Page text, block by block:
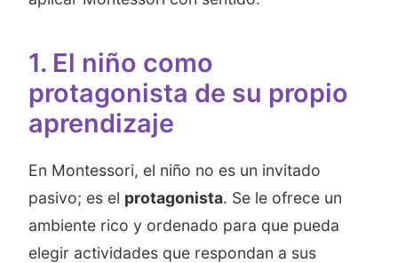
1. El niño como
protagonista de su propio
aprendizaje
En Montessori, el niño no es un invitado
pasivo; es el protagonista. Se le ofrece un
ambiente rico y ordenado para que pueda
elegir actividades que respondan a sus